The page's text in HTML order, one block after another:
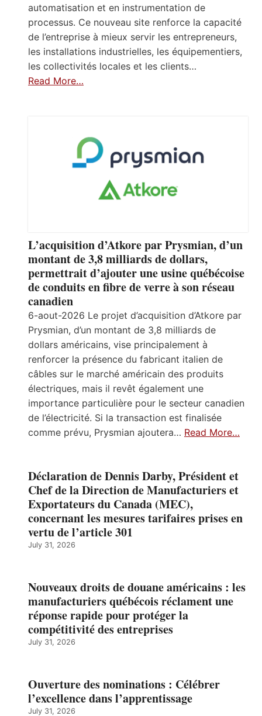
automatisation et en instrumentation de
processus. Ce nouveau site renforce la capacité
de l’entreprise à mieux servir les entrepreneurs,
les installations industrielles, les équipementiers,
les collectivités locales et les clients…
Read More…
L’acquisition d’Atkore par Prysmian, d’un
montant de 3,8 milliards de dollars,
permettrait d’ajouter une usine québécoise
de conduits en fibre de verre à son réseau
canadien
6-aout-2026 Le projet d’acquisition d’Atkore par
Prysmian, d’un montant de 3,8 milliards de
dollars américains, vise principalement à
renforcer la présence du fabricant italien de
câbles sur le marché américain des produits
électriques, mais il revêt également une
importance particulière pour le secteur canadien
de l’électricité. Si la transaction est finalisée
comme prévu, Prysmian ajoutera… Read More…
Déclaration de Dennis Darby, Président et
Chef de la Direction de Manufacturiers et
Exportateurs du Canada (MEC),
concernant les mesures tarifaires prises en
vertu de l’article 301
July 31, 2026
Nouveaux droits de douane américains : les
manufacturiers québécois réclament une
réponse rapide pour protéger la
compétitivité des entreprises
July 31, 2026
Ouverture des nominations : Célébrer
l’excellence dans l’apprentissage
July 31, 2026